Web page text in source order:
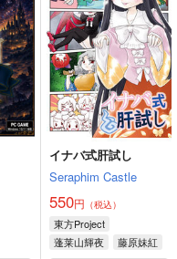
イナバ式肝試し
Seraphim Castle
550円 （税込）
東方Project
蓬莱山輝夜
藤原妹紅